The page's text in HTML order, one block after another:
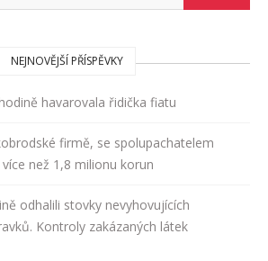
NEJNOVĚJŠÍ PŘÍSPĚVKY
havarovala řidička fiatu
firmě, se spolupachatelem
než 1,8 milionu korun
odhalili stovky nevyhovujících
Kontroly zakázaných látek